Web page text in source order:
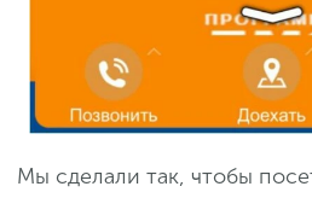
Мы сделали так, чтобы